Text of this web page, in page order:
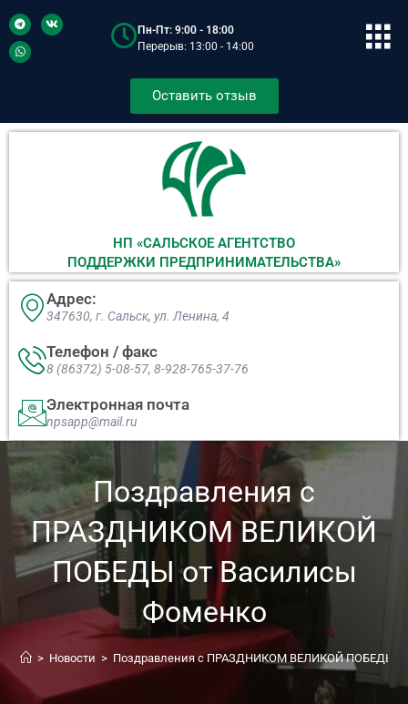
Пн-Пт: 9:00 - 18:00
Перерыв: 13:00 - 14:00
Оставить отзыв
НП «САЛЬСКОЕ АГЕНТСТВО
ПОДДЕРЖКИ ПРЕДПРИНИМАТЕЛЬСТВА»
Адрес:
347630, г. Сальск, ул. Ленина, 4​
Телефон / факс
8 (86372) 5-08-57, 8-928-765-37-76
Электронная почта
npsapp@mail.ru
Поздравления с
ПРАЗДНИКОМ ВЕЛИКОЙ
ПОБЕДЫ от Василисы
Фоменко
> Новости > Поздравления с ПРАЗДНИКОМ ВЕЛИКОЙ ПОБЕДЫ